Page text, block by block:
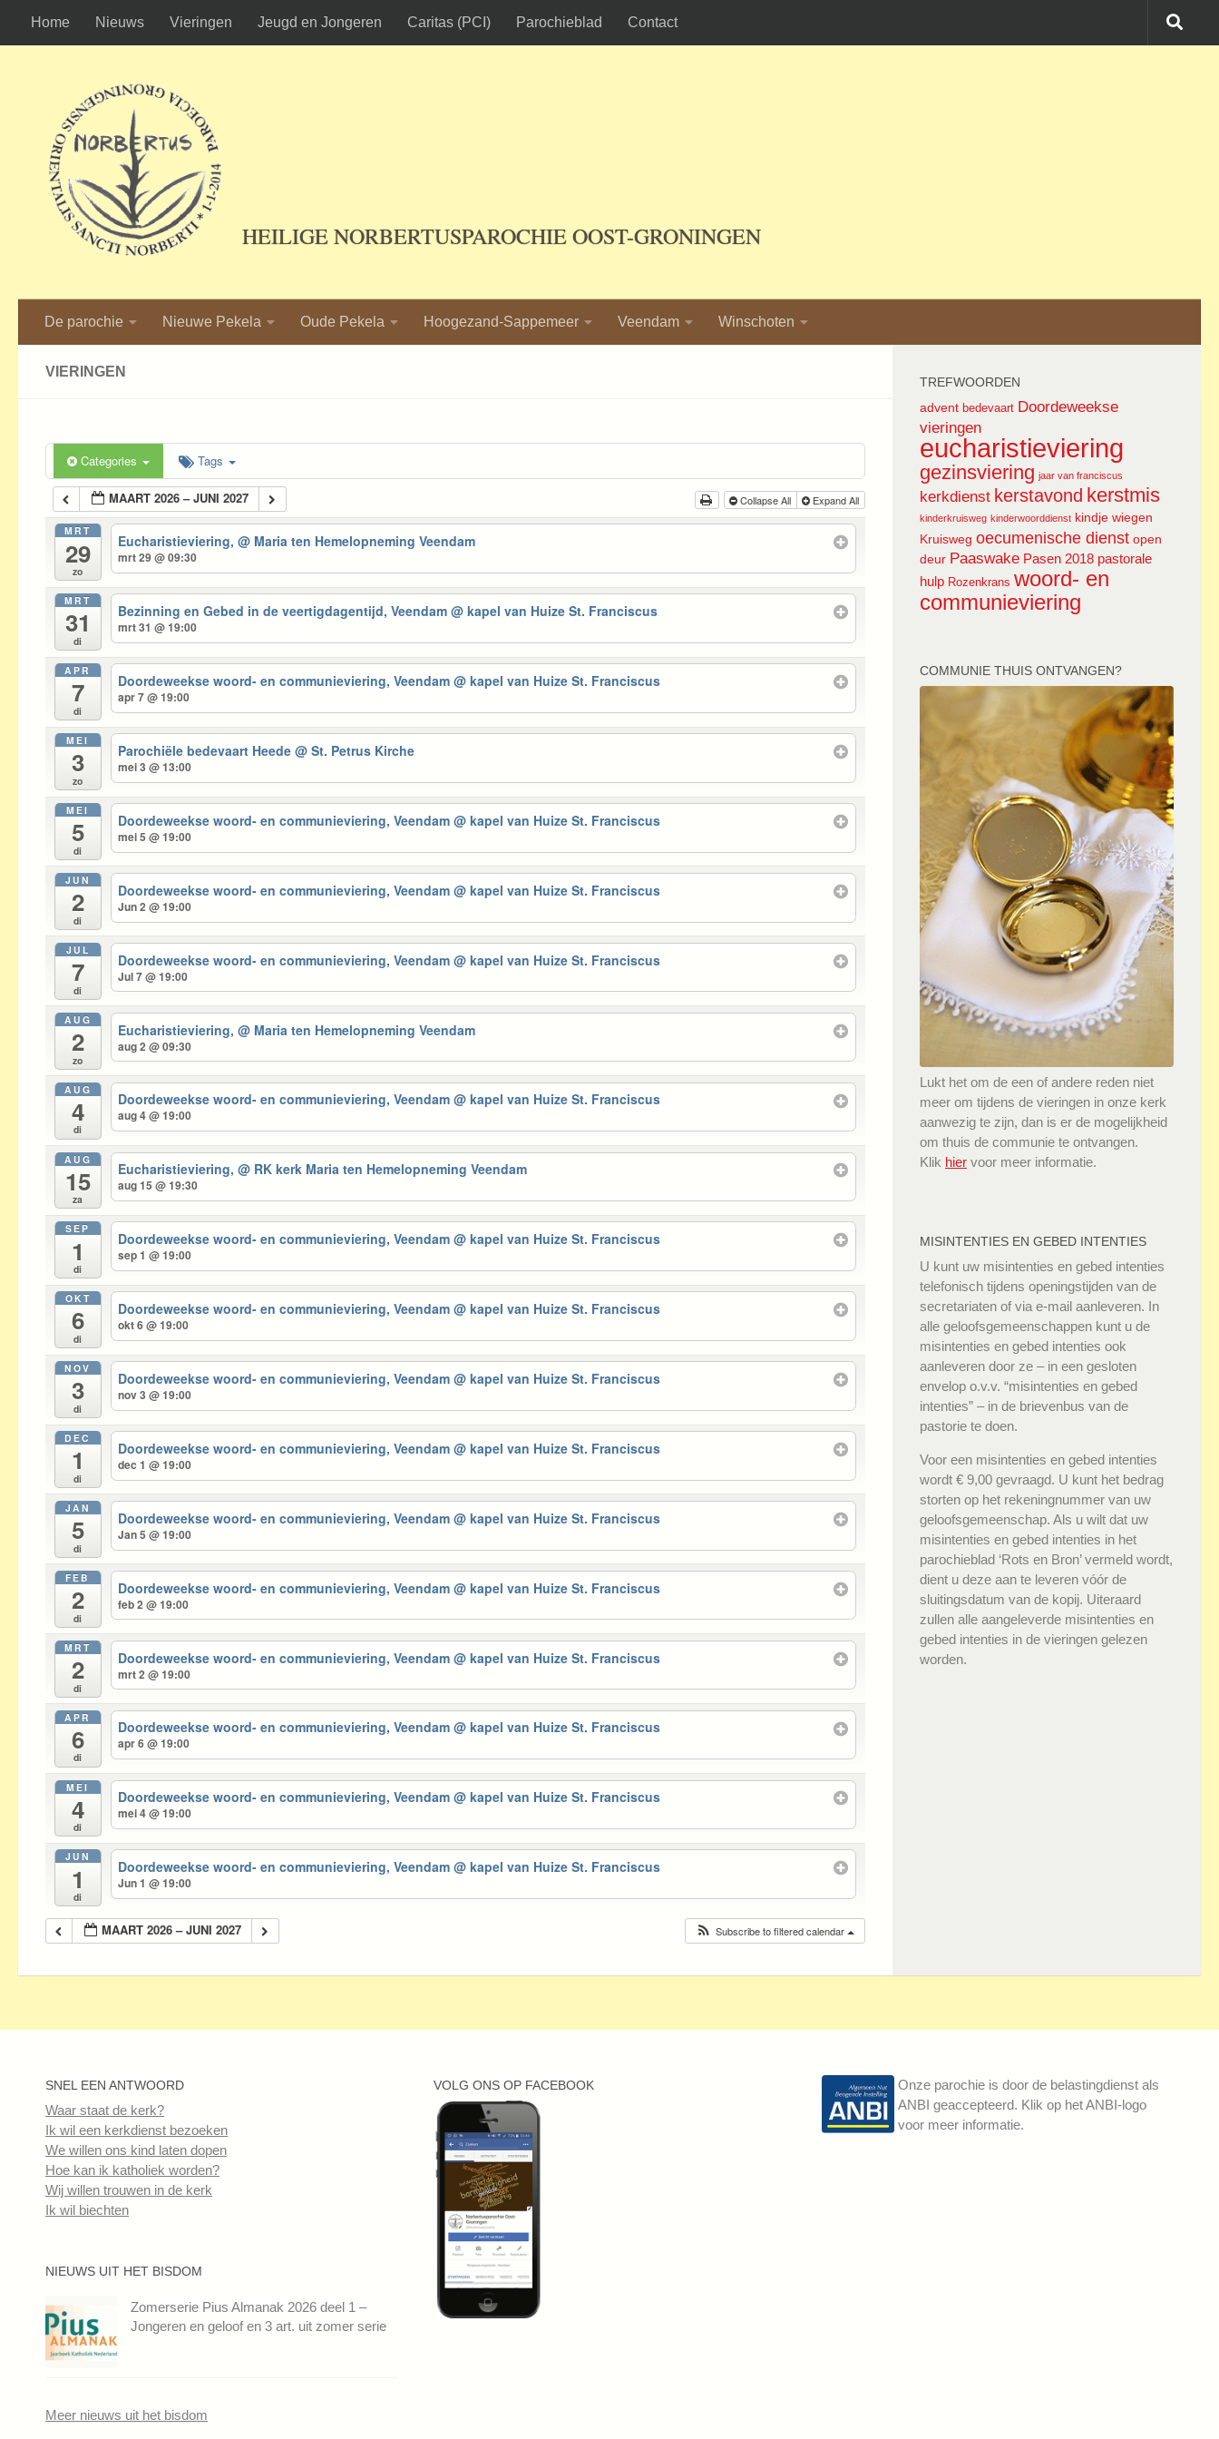
Ga naar de inhoud
Home Nieuws Vieringen Jeugd en Jongeren Caritas (PCI) Parochieblad Contact
HEILIGE NORBERTUSPAROCHIE OOST-GRONINGEN
De parochie Nieuwe Pekela Oude Pekela Hoogezand-Sappemeer Veendam Winschoten
VIERINGEN
Categories Tags
MAART 2026 – JUNI 2027 Collapse All Expand All
MRT
29
zo
Eucharistieviering,@ Maria ten Hemelopneming Veendam
mrt 29 @ 09:30
MRT
31
di
Bezinning en Gebed in de veertigdagentijd, Veendam@ kapel van Huize St. Franciscus
mrt 31 @ 19:00
APR
7
di
Doordeweekse woord- en communieviering, Veendam@ kapel van Huize St. Franciscus
apr 7 @ 19:00
MEI
3
zo
Parochiële bedevaart Heede@ St. Petrus Kirche
mei 3 @ 13:00
MEI
5
di
Doordeweekse woord- en communieviering, Veendam@ kapel van Huize St. Franciscus
mei 5 @ 19:00
JUN
2
di
Doordeweekse woord- en communieviering, Veendam@ kapel van Huize St. Franciscus
Jun 2 @ 19:00
JUL
7
di
Doordeweekse woord- en communieviering, Veendam@ kapel van Huize St. Franciscus
Jul 7 @ 19:00
AUG
2
zo
Eucharistieviering,@ Maria ten Hemelopneming Veendam
aug 2 @ 09:30
AUG
4
di
Doordeweekse woord- en communieviering, Veendam@ kapel van Huize St. Franciscus
aug 4 @ 19:00
AUG
15
za
Eucharistieviering,@ RK kerk Maria ten Hemelopneming Veendam
aug 15 @ 19:30
SEP
1
di
Doordeweekse woord- en communieviering, Veendam@ kapel van Huize St. Franciscus
sep 1 @ 19:00
OKT
6
di
Doordeweekse woord- en communieviering, Veendam@ kapel van Huize St. Franciscus
okt 6 @ 19:00
NOV
3
di
Doordeweekse woord- en communieviering, Veendam@ kapel van Huize St. Franciscus
nov 3 @ 19:00
DEC
1
di
Doordeweekse woord- en communieviering, Veendam@ kapel van Huize St. Franciscus
dec 1 @ 19:00
JAN
5
di
Doordeweekse woord- en communieviering, Veendam@ kapel van Huize St. Franciscus
Jan 5 @ 19:00
FEB
2
di
Doordeweekse woord- en communieviering, Veendam@ kapel van Huize St. Franciscus
feb 2 @ 19:00
MRT
2
di
Doordeweekse woord- en communieviering, Veendam@ kapel van Huize St. Franciscus
mrt 2 @ 19:00
APR
6
di
Doordeweekse woord- en communieviering, Veendam@ kapel van Huize St. Franciscus
apr 6 @ 19:00
MEI
4
di
Doordeweekse woord- en communieviering, Veendam@ kapel van Huize St. Franciscus
mei 4 @ 19:00
JUN
1
di
Doordeweekse woord- en communieviering, Veendam@ kapel van Huize St. Franciscus
Jun 1 @ 19:00
MAART 2026 – JUNI 2027 Subscribe to filtered calendar
TREFWOORDEN
advent bedevaart Doordeweekse
vieringen
eucharistieviering
gezinsviering jaar van franciscus
kerkdienst kerstavond kerstmis
kinderkruisweg kinderwoorddienst kindje wiegen
Kruisweg oecumenische dienst open
deur Paaswake Pasen 2018 pastorale
hulp Rozenkrans woord- en
communieviering
COMMUNIE THUIS ONTVANGEN?
Lukt het om de een of andere reden niet
meer om tijdens de vieringen in onze kerk
aanwezig te zijn, dan is er de mogelijkheid
om thuis de communie te ontvangen.
Klik hier voor meer informatie.
MISINTENTIES EN GEBED INTENTIES
U kunt uw misintenties en gebed intenties
telefonisch tijdens openingstijden van de
secretariaten of via e-mail aanleveren. In
alle geloofsgemeenschappen kunt u de
misintenties en gebed intenties ook
aanleveren door ze – in een gesloten
envelop o.v.v. “misintenties en gebed
intenties” – in de brievenbus van de
pastorie te doen.
Voor een misintenties en gebed intenties
wordt € 9,00 gevraagd. U kunt het bedrag
storten op het rekeningnummer van uw
geloofsgemeenschap. Als u wilt dat uw
misintenties en gebed intenties in het
parochieblad ‘Rots en Bron’ vermeld wordt,
dient u deze aan te leveren vóór de
sluitingsdatum van de kopij. Uiteraard
zullen alle aangeleverde misintenties en
gebed intenties in de vieringen gelezen
worden.
SNEL EEN ANTWOORD
Waar staat de kerk?
Ik wil een kerkdienst bezoeken
We willen ons kind laten dopen
Hoe kan ik katholiek worden?
Wij willen trouwen in de kerk
Ik wil biechten
NIEUWS UIT HET BISDOM
Zomerserie Pius Almanak 2026 deel 1 –
Jongeren en geloof en 3 art. uit zomer serie
Meer nieuws uit het bisdom
VOLG ONS OP FACEBOOK
Onze parochie is door de belastingdienst als
ANBI geaccepteerd. Klik op het ANBI-logo
voor meer informatie.